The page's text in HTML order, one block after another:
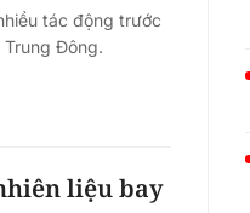
tác động trước
Đông.
liệu bay